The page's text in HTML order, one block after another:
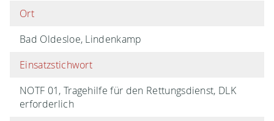
Ort
Bad Oldesloe, Lindenkamp
Einsatzstichwort
NOTF 01, Tragehilfe für den Rettungsdienst, DLK
erforderlich